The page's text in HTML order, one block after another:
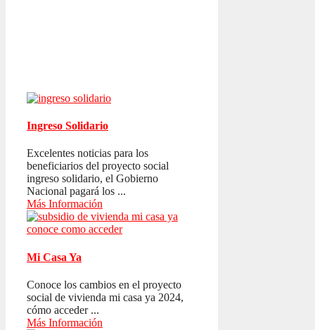
Ingreso Solidario
Excelentes noticias para los
beneficiarios del proyecto social
ingreso solidario, el Gobierno
Nacional pagará los ...
Más Información
Mi Casa Ya
Conoce los cambios en el proyecto
social de vivienda mi casa ya 2024,
cómo acceder ...
Más Información